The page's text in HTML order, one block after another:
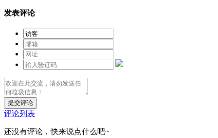
发表评论
提交评论
评论列表
还没有评论，快来说点什么吧~